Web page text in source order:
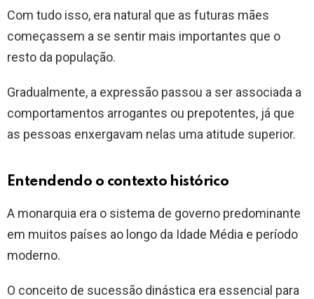
Com tudo isso, era natural que as futuras mães
começassem a se sentir mais importantes que o
resto da população.
Gradualmente, a expressão passou a ser associada a
comportamentos arrogantes ou prepotentes, já que
as pessoas enxergavam nelas uma atitude superior.
Entendendo o contexto histórico
A monarquia era o sistema de governo predominante
em muitos países ao longo da Idade Média e período
moderno.
O conceito de sucessão dinástica era essencial para